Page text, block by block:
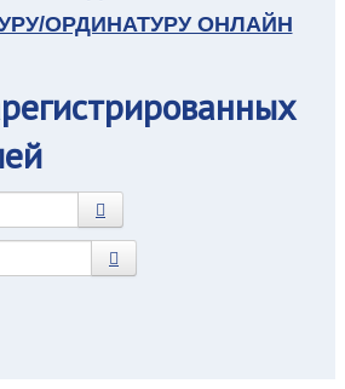
ОРДИНАТУРУ ОНЛАЙН